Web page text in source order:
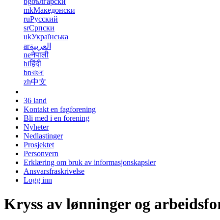
mkМакедонски
ruРусский
srСрпски
ukУкраїнська
arالعربية
neनेपाली
hiहिंदी
bnবাংলা
zh中文
36 land
Kontakt en fagforening
Bli med i en forening
Nyheter
Nedlastinger
Prosjektet
Personvern
Erklæring om bruk av informasjonskapsler
Ansvarsfraskrivelse
Logg inn
Kryss av lønninger og